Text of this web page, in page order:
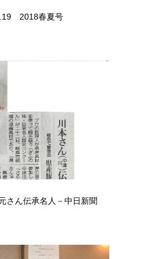
2018春夏号
さん伝承名人－中日新聞